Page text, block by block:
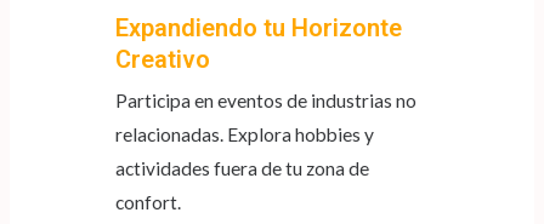
Expandiendo tu Horizonte
Creativo
Participa en eventos de industrias no
relacionadas. Explora hobbies y
actividades fuera de tu zona de
confort.